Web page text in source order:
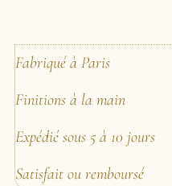
Fabriqué à Paris
Finitions à la main
Expédié sous 5 à 10 jours
Satisfait ou remboursé